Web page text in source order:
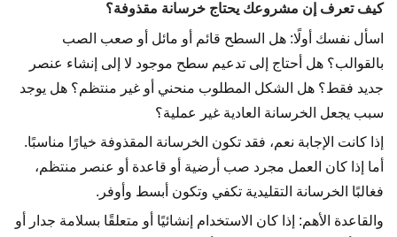
كيف تعرف إن مشروعك يحتاج خرسانة مقذوفة؟
اسأل نفسك أولًا: هل السطح قائم أو مائل أو صعب الصب
بالقوالب؟ هل أحتاج إلى تدعيم سطح موجود لا إلى إنشاء عنصر
جديد فقط؟ هل الشكل المطلوب منحني أو غير منتظم؟ هل يوجد
سبب يجعل الخرسانة العادية غير عملية؟
إذا كانت الإجابة نعم، فقد تكون الخرسانة المقذوفة خيارًا مناسبًا.
أما إذا كان العمل مجرد صب أرضية أو قاعدة أو عنصر منتظم،
فغالبًا الخرسانة التقليدية تكفي وتكون أبسط وأوفر.
والقاعدة الأهم: إذا كان الاستخدام إنشائيًا أو متعلقًا بسلامة جدار أو